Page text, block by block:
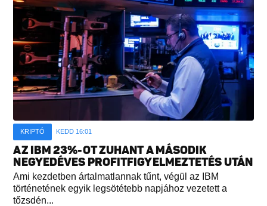
KRIPTÓ KEDD 16:01
AZ IBM 23%-OT ZUHANT A MÁSODIK
NEGYEDÉVES PROFITFIGYELMEZTETÉS UTÁN
Ami kezdetben ártalmatlannak tűnt, végül az IBM
történetének egyik legsötétebb napjához vezetett a
tőzsdén...